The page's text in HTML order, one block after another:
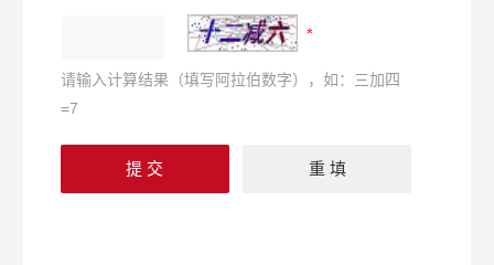
请输入计算结果（填写阿拉伯数字），如：三加四
=7